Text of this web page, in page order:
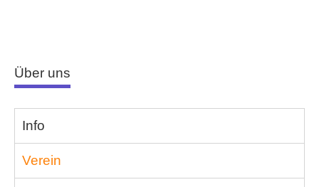
Über uns
Info
Verein